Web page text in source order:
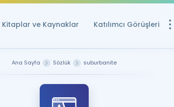
Kitaplar ve Kaynaklar Katılımcı Görüşleri
Ücretsiz
Ana Sayfa Sözlük suburbanite